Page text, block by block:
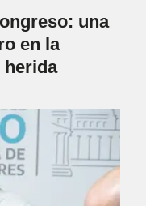
una
en la
herida